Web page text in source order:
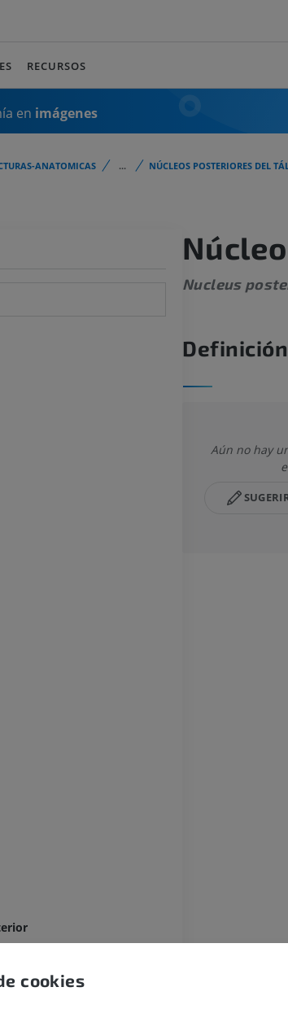
RECURSOS
en imágenes
ANATOMICAS ... NÚCLEOS POSTERIORES DEL
Nucleus
Definición
Aún no hay
IRM
cookies